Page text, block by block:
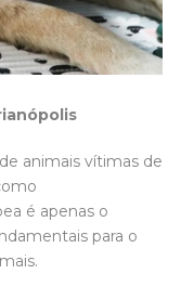
animais vítimas de
é apenas o
para o